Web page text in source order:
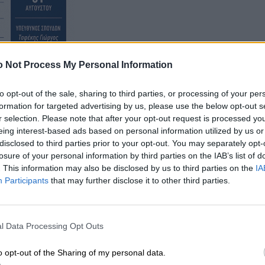
Not Process My Personal Information
opt-out of the sale, sharing to third parties, or processing of your
for targeted advertising by us, please use the below opt-out
selection. Please note that after your opt-out request is processed
interest-based ads based on personal information utilized by us
to third parties prior to your opt-out. You may separately
of your personal information by third parties on the IAB’s list of
This information may also be disclosed by us to third parties on the
Participants that may further disclose it to other third parties.
Data Processing Opt Outs
opt-out of the Sharing of my personal data.
αποτελεί τη τελική φάση απορρύθμισης των
του νομοσχεδίου διαμορφώνουν το νέο
Δεν μπορούμε όμως να χτίσουμε καμία